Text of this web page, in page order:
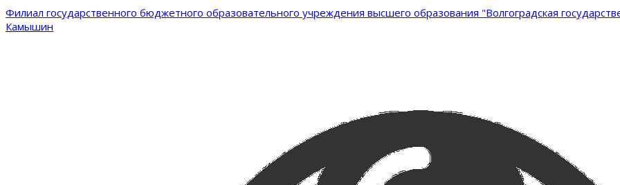
Филиал государственного бюджетного образовательного учреждения высшего образования "Волгоградская
Камышин